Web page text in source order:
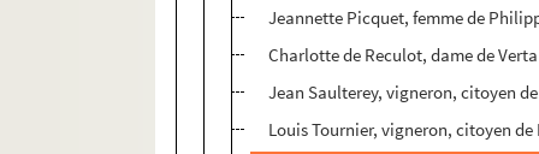
Jeannette Picquet, femme de
Charlotte de Reculot, dame de
Jean Saulterey, vigneron, citoyen
Louis Tournier, vigneron, citoyen de